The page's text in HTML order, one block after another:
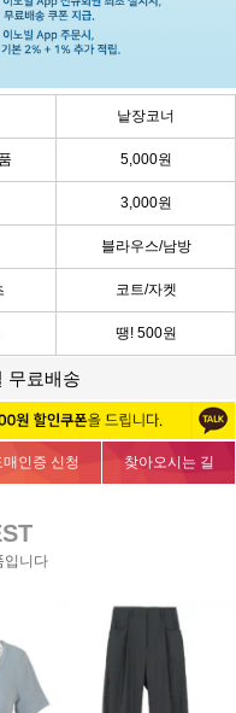
낱장코너
5,000원
3,000원
블라우스/남방
코트/자켓
땡! 500원
무료배송
매인증 신청 찾아오시는 길
입니다